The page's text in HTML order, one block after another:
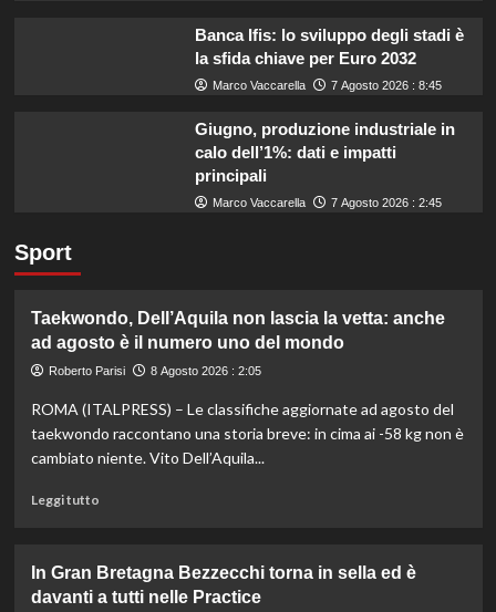
Banca Ifis: lo sviluppo degli stadi è
la sfida chiave per Euro 2032
Marco Vaccarella 7 Agosto 2026 : 8:45
Giugno, produzione industriale in
calo dell’1%: dati e impatti
principali
Marco Vaccarella 7 Agosto 2026 : 2:45
Sport
Taekwondo, Dell’Aquila non lascia la vetta: anche
ad agosto è il numero uno del mondo
Roberto Parisi 8 Agosto 2026 : 2:05
ROMA (ITALPRESS) – Le classifiche aggiornate ad agosto del
taekwondo raccontano una storia breve: in cima ai -58 kg non è
cambiato niente. Vito Dell’Aquila...
Leggi tuttoLeggi
Taekwondo,
Dell’Aquila
In Gran Bretagna Bezzecchi torna in sella ed è
davanti a tutti nelle Practice